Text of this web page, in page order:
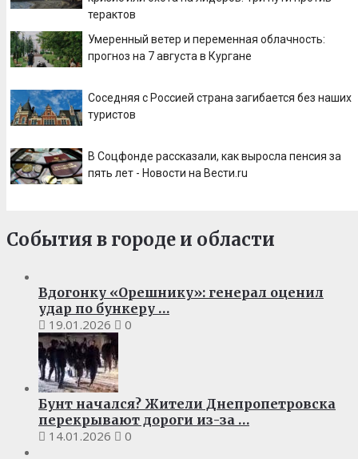
терактов
Умеренный ветер и переменная облачность:
прогноз на 7 августа в Кургане
Соседняя с Россией страна загибается без наших
туристов
В Соцфонде рассказали, как выросла пенсия за
пять лет - Новости на Вести.ru
События в городе и области
Вдогонку «Орешнику»: генерал оценил
удар по бункеру …
19.01.2026
0
Бунт начался? Жители Днепропетровска
перекрывают дороги из-за …
14.01.2026
0